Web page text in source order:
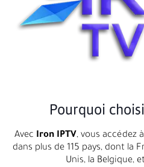
Pourquoi
Avec Iron IPTV, vous accédez
dans plus de 115 pays, dont la
Unis, la Belgique,